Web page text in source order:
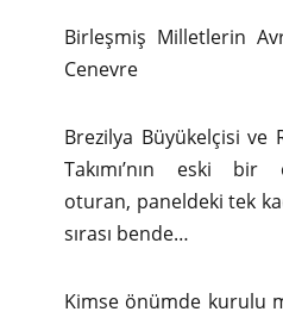
Birleşmiş Milletlerin
Cenevre
​Brezilya Büyükelçisi ve
Takımı’nın eski bir
oturan, paneldeki tek
sırası bende…
Kimse önümde kurulu